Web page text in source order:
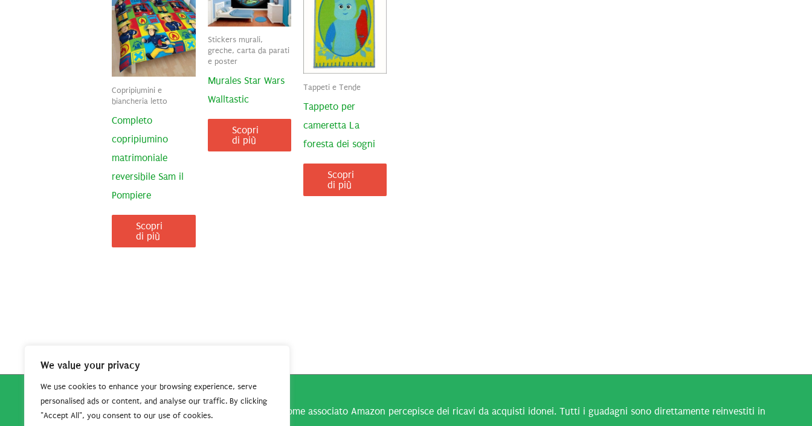
We value your privacy
We use cookies to enhance your browsing experience, serve
personalised ads or content, and analyse our traffic. By clicking
"Accept All", you consent to our use of cookies.
Copripiumini e
biancheria letto
Completo
copripiumino
matrimoniale
reversibile Sam il
Pompiere
Scopri
di più
Stickers murali,
greche, carta da parati
e poster
Murales Star Wars
Walltastic
Scopri
di più
Tappeti e Tende
Tappeto per
cameretta La
foresta dei sogni
Scopri
di più
Copyright © 2026Robe da Cartoon| Robe da Cartoon come associato Amazon percepisce dei ricavi da acquisti idonei. Tutti i guadagni sono direttamente reinvestiti in